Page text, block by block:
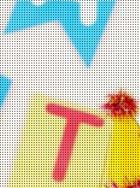
Start
Oferta
Opinie
Przyjęcia urodzinowe